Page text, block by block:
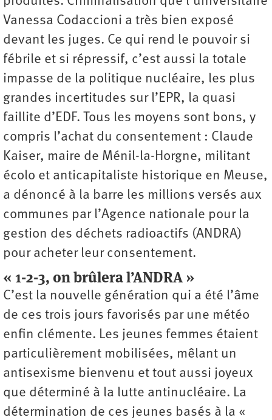
Vanessa Codaccioni a très bien exposé
devant les juges. Ce qui rend le pouvoir si
fébrile et si répressif, c’est aussi la totale
impasse de la politique nucléaire, les plus
grandes incertitudes sur l’EPR, la quasi
faillite d’EDF. Tous les moyens sont bons, y
compris l’achat du consentement : Claude
Kaiser, maire de Ménil-la-Horgne, militant
écolo et anticapitaliste historique en Meuse,
a dénoncé à la barre les millions versés aux
communes par l’Agence nationale pour la
gestion des déchets radioactifs (ANDRA)
pour acheter leur consentement.
« 1-2-3, on brûlera l’ANDRA »
C’est la nouvelle génération qui a été l’âme
de ces trois jours favorisés par une météo
enfin clémente. Les jeunes femmes étaient
particulièrement mobilisées, mêlant un
antisexisme bienvenu et tout aussi joyeux
que déterminé à la lutte antinucléaire. La
détermination de ces jeunes basés à la «